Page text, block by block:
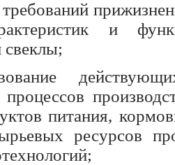
и
свеклы;
процессов
питания,
ресурсов